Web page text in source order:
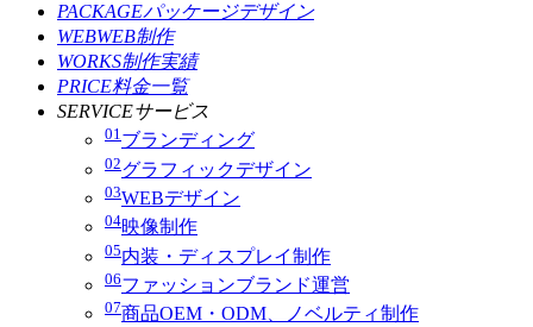
PACKAGEパッケージデザイン
WEBWEB制作
WORKS制作実績
PRICE料金一覧
SERVICEサービス
01ブランディング
02グラフィックデザイン
03WEBデザイン
04映像制作
05内装・ディスプレイ制作
06ファッションブランド運営
07商品OEM・ODM、ノベルティ制作